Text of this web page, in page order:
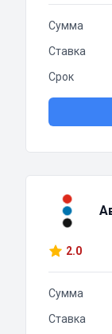
Сумма
Ставка
Срок
2.0
Сумма
Ставка